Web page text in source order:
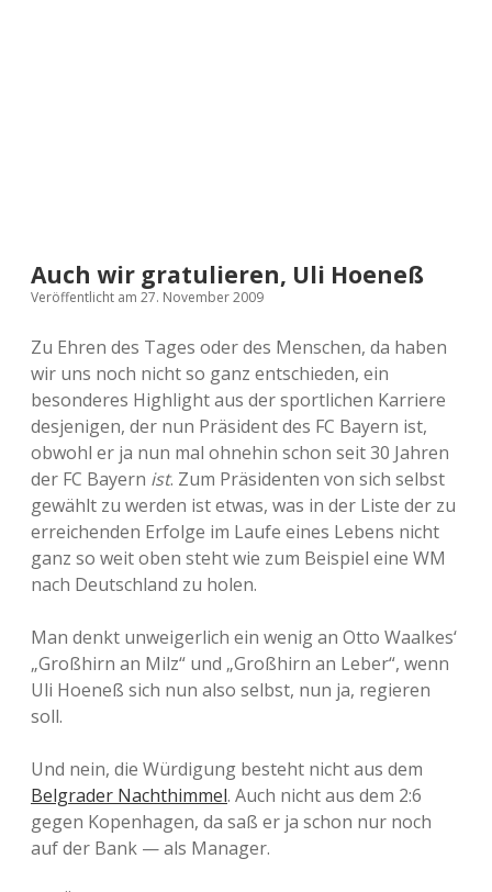
Auch wir gratulieren, Uli Hoeneß
Veröffentlicht am 27. November 2009
Zu Ehren des Tages oder des Menschen, da haben
wir uns noch nicht so ganz entschieden, ein
besonderes Highlight aus der sportlichen Karriere
desjenigen, der nun Präsident des FC Bayern ist,
obwohl er ja nun mal ohnehin schon seit 30 Jahren
der FC Bayern ist. Zum Präsidenten von sich selbst
gewählt zu werden ist etwas, was in der Liste der zu
erreichenden Erfolge im Laufe eines Lebens nicht
ganz so weit oben steht wie zum Beispiel eine WM
nach Deutschland zu holen.
Man denkt unweigerlich ein wenig an Otto Waalkes‘
„Großhirn an Milz“ und „Großhirn an Leber“, wenn
Uli Hoeneß sich nun also selbst, nun ja, regieren
soll.
Und nein, die Würdigung besteht nicht aus dem
Belgrader Nachthimmel. Auch nicht aus dem 2:6
gegen Kopenhagen, da saß er ja schon nur noch
auf der Bank — als Manager.